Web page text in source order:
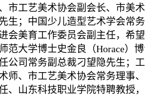
市工艺美术协会副会长、市美
生；中国少儿造型艺术学会常
会美育工作委员会副主任，希
范大学博士史金良（Horace）
公司常务副总裁刁望隐先生；
师、市工艺美术协会常务理事
、山东科技职业学院特聘教授